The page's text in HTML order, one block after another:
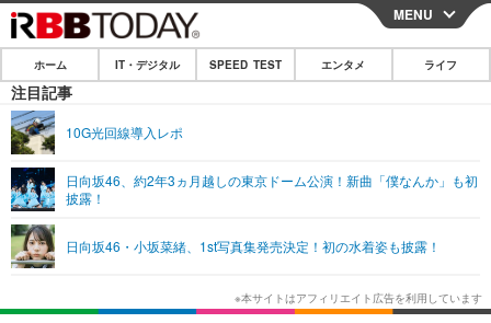
CLOSE
ホーム
IT・デジタル
ショッピング その他
SPEED TEST
エンタメ
エンタメTOP 映画・ドラマ
韓国・芸能
ライフ
ライフTOP グルメ
リリース一覧
MENU
ホーム IT・デジタル SPEED TEST エンタメ ライフ
注目記事
10G光回線導入レポ
日向坂46、約2年3ヵ月越しの東京ドーム公演！新曲「僕なんか」も初
披露！
日向坂46・小坂菜緒、1st写真集発売決定！初の水着姿も披露！